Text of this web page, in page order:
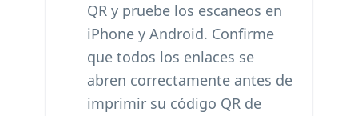
QR y pruebe los escaneos en
iPhone y Android. Confirme
que todos los enlaces se
abren correctamente antes de
imprimir su código QR de